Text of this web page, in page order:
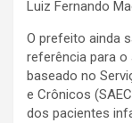
Luiz Fernando
O prefeito ainda
referência para o
baseado no
e Crônicos
dos pacientes